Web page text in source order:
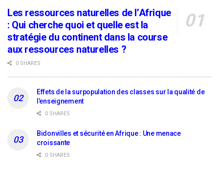
Les ressources naturelles de l’Afrique
: Qui cherche quoi et quelle est la
stratégie du continent dans la course
aux ressources naturelles ?
0 SHARES
Effets de la surpopulation des classes sur la qualité de
l’enseignement
0 SHARES
Bidonvilles et sécurité en Afrique : Une menace
croissante
0 SHARES